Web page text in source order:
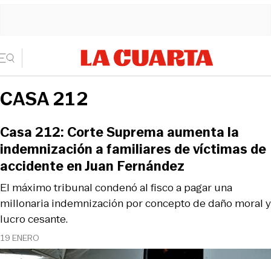
CASA 212
19 ENERO
El máximo tribunal condenó al fisco a pagar una
millonaria indemnización por concepto de daño moral y
lucro cesante.
Casa 212: Corte Suprema aumenta la
indemnización a familiares de víctimas de
accidente en Juan Fernández